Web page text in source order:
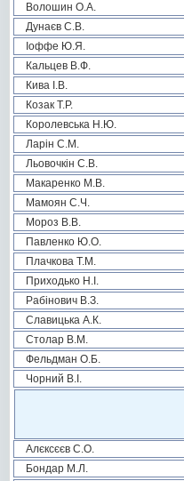
Волошин О.А.
Дунаєв С.В.
Іоффе Ю.Я.
Кальцев В.Ф.
Кива І.В.
Козак Т.Р.
Королевська Н.Ю.
Ларін С.М.
Льовочкін С.В.
Макаренко М.В.
Мамоян С.Ч.
Мороз В.В.
Павленко Ю.О.
Плачкова Т.М.
Приходько Н.І.
Рабінович В.З.
Славицька А.К.
Столар В.М.
Фельдман О.Б.
Чорний В.І.
Алєксєєв С.О.
Бондар М.Л.